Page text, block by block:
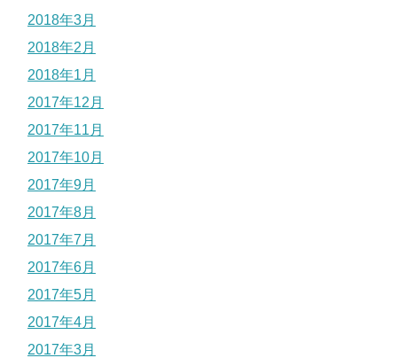
2018年3月
2018年2月
2018年1月
2017年12月
2017年11月
2017年10月
2017年9月
2017年8月
2017年7月
2017年6月
2017年5月
2017年4月
2017年3月